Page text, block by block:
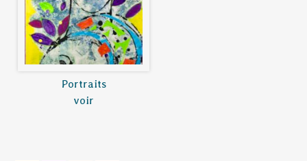
Portraits
voir